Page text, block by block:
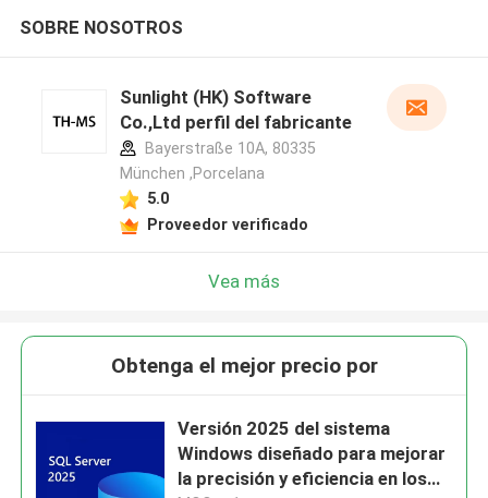
SOBRE NOSOTROS
Sunlight (HK) Software
Co.,Ltd perfil del fabricante
Bayerstraße 10A, 80335
München ,Porcelana
5.0
Proveedor verificado
Vea más
Obtenga el mejor precio por
Versión 2025 del sistema
Windows diseñado para mejorar
la precisión y eficiencia en los